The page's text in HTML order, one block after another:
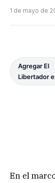
1 de mayo de
Agregar El
Libertador
En el